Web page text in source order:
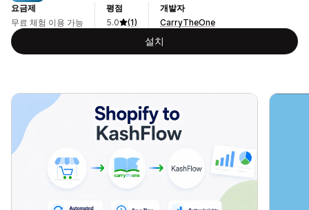
요금제
무료 체험 이용 가능
평점
5.0
(1)
개발자
CarryTheOne
설치